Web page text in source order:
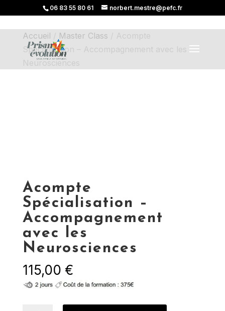
06 83 55 80 61 norbert.mestre@pefc.fr
Accueil Master Class
Spécialisation – Accompagnement avec les
Neurosciences
Acompte
Spécialisation –
Accompagnement
avec les
Neurosciences
115,00 €